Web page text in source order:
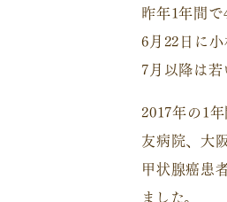
昨年1年間
6月22日に
7月以降は
2017年の1
友病院、大
甲状腺癌患
ました。